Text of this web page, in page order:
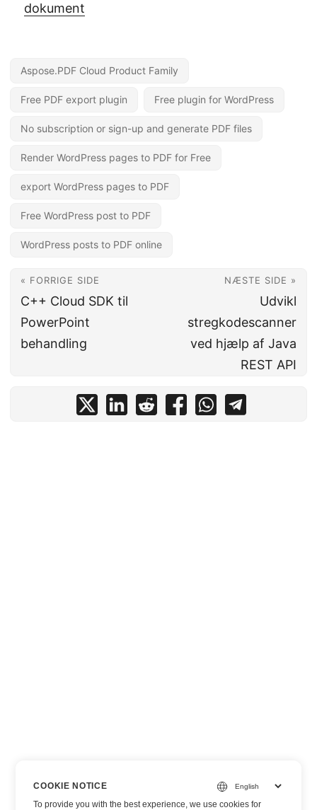
dokument
Aspose.PDF Cloud Product Family
Free PDF export plugin Free plugin for WordPress
No subscription or sign-up and generate PDF files
Render WordPress pages to PDF for Free
export WordPress pages to PDF
Free WordPress post to PDF
WordPress posts to PDF online
« FORRIGE SIDE
C++ Cloud SDK til
PowerPoint
behandling
NÆSTE SIDE »
Udvikl
stregkodescanner
ved hjælp af Java
REST API
COOKIE NOTICE
To provide you with the best experience, we use cookies for